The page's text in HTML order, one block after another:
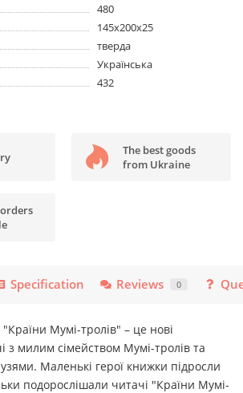
480
145х200х25
тверда
Українська
432
The best goods
from Ukraine
Specification Reviews 0
"Країни Мумі-тролів" – це нові
з милим сімейством Мумі-тролів та
Маленькі герої книжки підросли
подорослішали читачі "Країни Мумі-